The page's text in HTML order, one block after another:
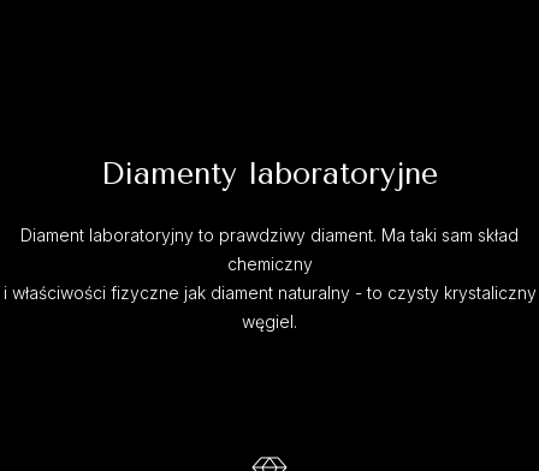
Diamenty laboratoryjne
Diament laboratoryjny to prawdziwy diament. Ma taki sam skład
chemiczny
i właściwości fizyczne jak diament naturalny - to czysty krystaliczny
węgiel.